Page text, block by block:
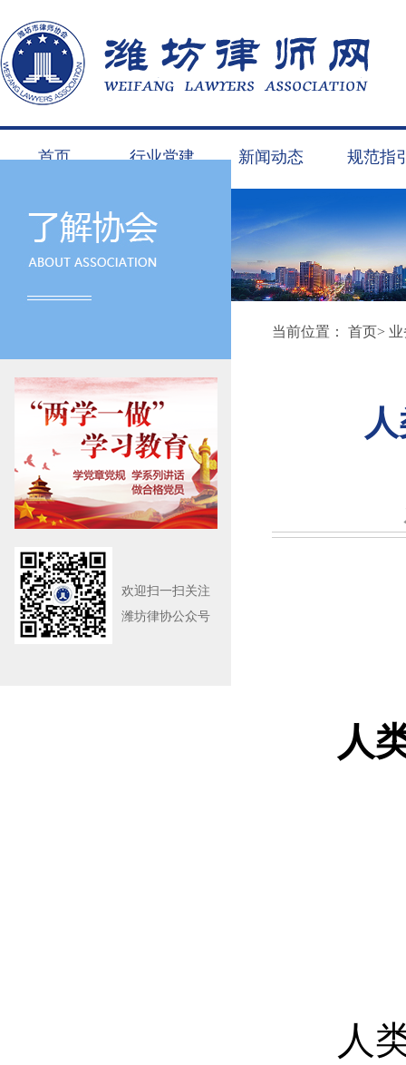
首页 行业党建 新闻动态 规范指
欢迎扫一扫关注
潍坊律协公众号
当前位置： 首页>
人
人